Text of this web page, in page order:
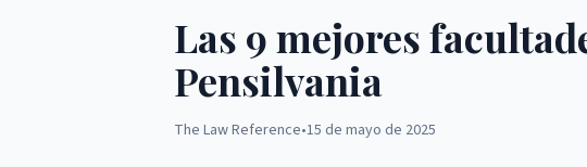
Las 9 mejores
Pensilvania
The Law Reference•15 de mayo de 2025